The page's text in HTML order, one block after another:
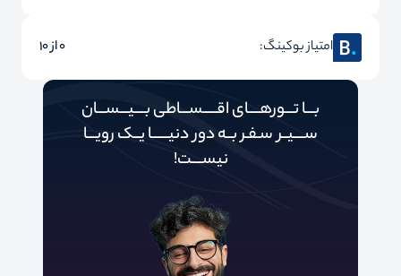
امتیاز بوکینگ: 0 از 10
بـــا تـــورهــــای اقـــــســـاطی بــــیـــســـان
ســــیــر سـفـر بــه دور‌‌‌‌ دنیـــــ‌‌ـا یــک رویـــا
نیســــت!